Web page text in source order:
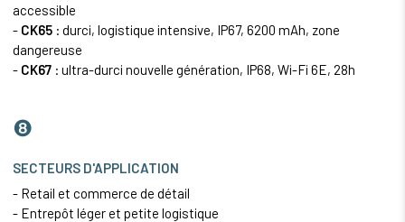
accessible
- CK65 : durci, logistique intensive, IP67, 6200 mAh, zone
dangereuse
- CK67 : ultra-durci nouvelle génération, IP68, Wi-Fi 6E, 28h
❽
SECTEURS D'APPLICATION
- Retail et commerce de détail
- Entrepôt léger et petite logistique